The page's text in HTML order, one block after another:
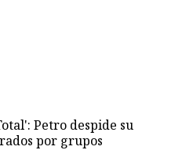
Petro despide su
por grupos